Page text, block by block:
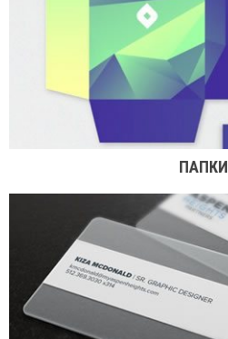
ПАПКИ